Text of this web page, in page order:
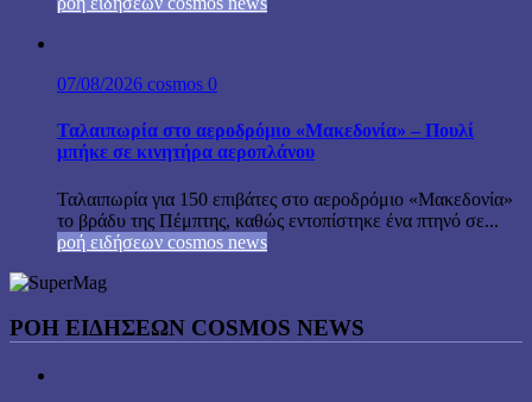
07/08/2026 cosmos 0
Ταλαιπωρία στο αεροδρόμιο «Μακεδονία» – Πουλί
μπήκε σε κινητήρα αεροπλάνου
Ταλαιπωρία για 150 επιβάτες στο αεροδρόμιο «Μακεδονία»
το βράδυ της Πέμπτης, καθώς εντοπίστηκε ένα πτηνό σε...
ροή ειδήσεων cosmos news
ΡΟΉ ΕΙΔΉΣΕΩΝ COSMOS NEWS